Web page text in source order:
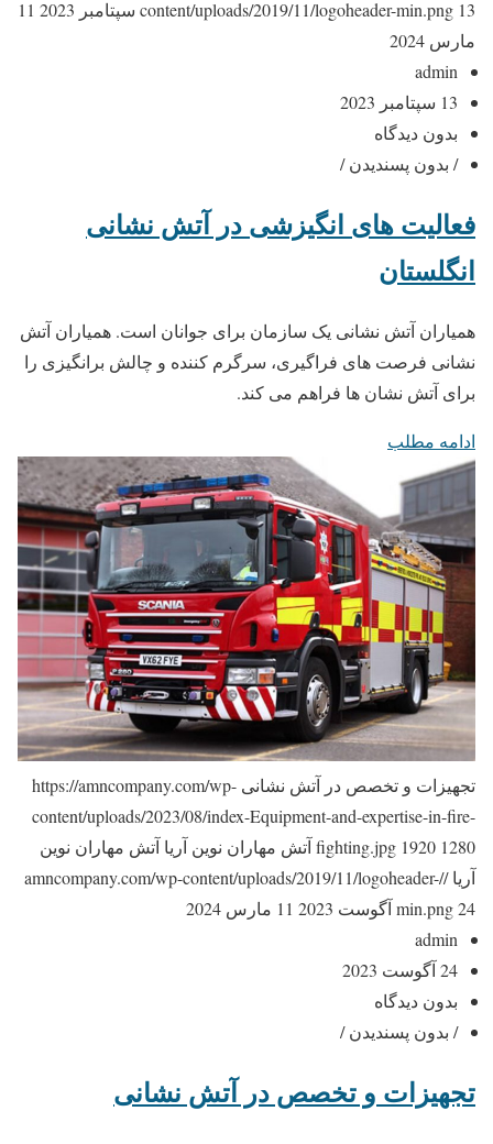
content/uploads/2019/11/logoheader-min.png 13 سپتامبر 2023
11
مارس 2024
admin
13 سپتامبر 2023
بدون دیدگاه
/ بدون پسندیدن /
فعالیت های انگیزشی در آتش نشانی
انگلستان
همیاران آتش نشانی یک سازمان برای جوانان است. همیاران آتش
نشانی فرصت های فراگیری، سرگرم کننده و چالش برانگیزی را
برای آتش نشان ها فراهم می کند.
ادامه مطلب
تجهیزات و تخصص در آتش نشانی https://amncompany.com/wp-
content/uploads/2023/08/index-Equipment-and-expertise-in-fire-
fighting.jpg 1920 1280 آتش مهاران نوین آریا آتش مهاران نوین
آریا
//amncompany.com/wp-content/uploads/2019/11/logoheader-
min.png24 آگوست 2023
11 مارس 2024
admin
24 آگوست 2023
بدون دیدگاه
/ بدون پسندیدن /
تجهیزات و تخصص در آتش نشانی